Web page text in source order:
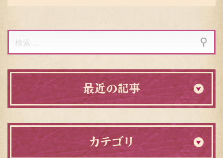
索:
最近の記事
カテゴリ